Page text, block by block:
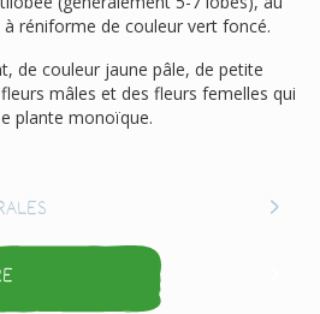
réniforme de couleur vert foncé.
de couleur jaune pâle, de petite
mâles et des fleurs femelles qui
plante monoïque.